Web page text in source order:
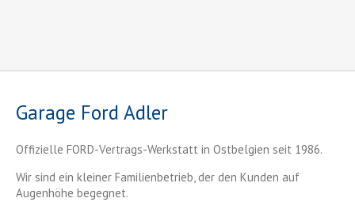
Garage Ford Adler
Offizielle FORD-Vertrags-Werkstatt in Ostbelgien seit 1986.
Wir sind ein kleiner Familienbetrieb, der den Kunden auf
Augenhöhe begegnet.